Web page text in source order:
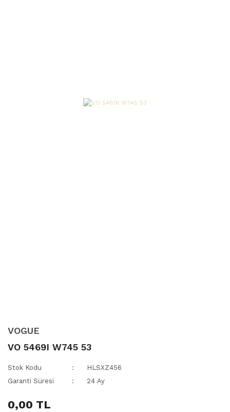
VOGUE
VO 5469I W745 53
Stok Kodu
HLSXZ456
Garanti Süresi
24 Ay
0,00 TL